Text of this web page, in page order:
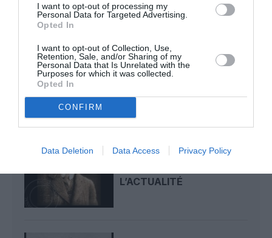
I want to opt-out of processing my
Personal Data for Targeted Advertising.
Opted In
I want to opt-out of Collection, Use,
Retention, Sale, and/or Sharing of my
Personal Data that Is Unrelated with the
Purposes for which it was collected.
Opted In
CONFIRM
Data Deletion Data Access Privacy Policy
CIEL : UNE
DÉMONSTRATION
PUBLIQUE...
LE 7 AOÛT 1909 DANS LE
CIEL : ROGER SOMMER
L’ACTUALITÉ